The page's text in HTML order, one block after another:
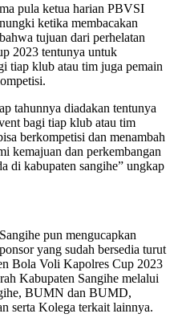
pula ketua harian PBVSI
ketika membacakan
tujuan dari perhelatan
2023 tentunya untuk
tiap klub atau tim juga pemain
tahunnya diadakan tentunya
bagi tiap klub atau tim
berkompetisi dan menambah
kemajuan dan perkembangan
di kabupaten sangihe” ungkap
pun mengucapkan
yang sudah bersedia turut
Bola Voli Kapolres Cup 2023
Kabupaten Sangihe melalui
BUMN dan BUMD,
serta Kolega terkait lainnya.